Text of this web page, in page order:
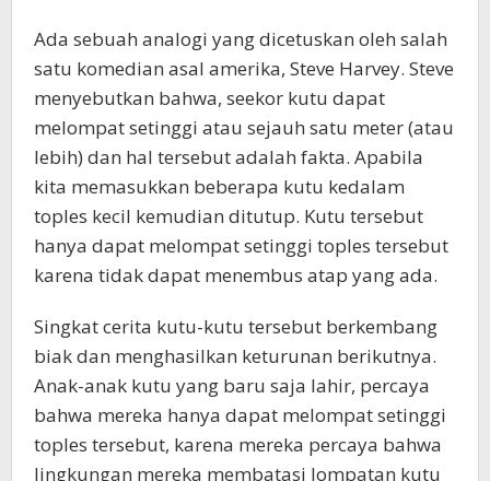
Ada sebuah analogi yang dicetuskan oleh salah
satu komedian asal amerika, Steve Harvey. Steve
menyebutkan bahwa, seekor kutu dapat
melompat setinggi atau sejauh satu meter (atau
lebih) dan hal tersebut adalah fakta. Apabila
kita memasukkan beberapa kutu kedalam
toples kecil kemudian ditutup. Kutu tersebut
hanya dapat melompat setinggi toples tersebut
karena tidak dapat menembus atap yang ada.
Singkat cerita kutu-kutu tersebut berkembang
biak dan menghasilkan keturunan berikutnya.
Anak-anak kutu yang baru saja lahir, percaya
bahwa mereka hanya dapat melompat setinggi
toples tersebut, karena mereka percaya bahwa
lingkungan mereka membatasi lompatan kutu